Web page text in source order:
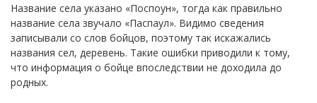
Название села указано «Поспоун», тогда как правильно
название села звучало «Паспаул». Видимо сведения
записывали со слов бойцов, поэтому так искажались
названия сел, деревень. Такие ошибки приводили к тому,
что информация о бойце впоследствии не доходила до
родных.